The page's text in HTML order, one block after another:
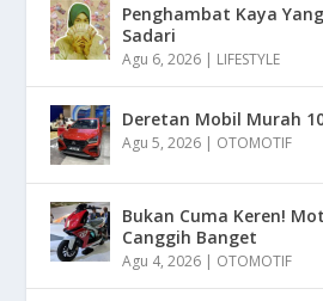
Penghambat Kaya
Sadari
Agu 6, 2026 | LIFESTYLE
Deretan Mobil Murah
Agu 5, 2026 | OTOMOTIF
Bukan Cuma Keren!
Canggih Banget
Agu 4, 2026 | OTOMOTIF